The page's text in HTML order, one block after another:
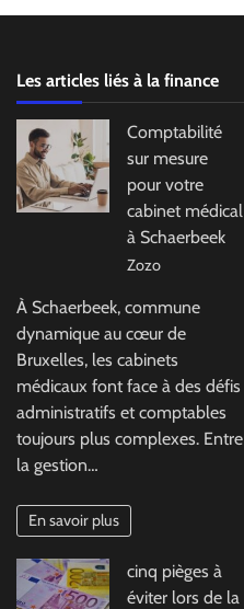
Les articles liés à la finance
Comptabilité
sur mesure
pour votre
cabinet médical
à Schaerbeek
Zozo
À Schaerbeek, commune
dynamique au cœur de
Bruxelles, les cabinets
médicaux font face à des défis
administratifs et comptables
toujours plus complexes. Entre
la gestion…
En savoir plus
cinq pièges à
éviter lors de la